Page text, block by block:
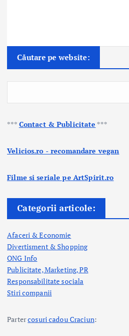
Căutare pe website:
*** Contact & Publicitate ***
Velicios.ro - recomandare vegan
Filme si seriale pe ArtSpirit.ro
Categorii articole:
Afaceri & Economie
Divertisment & Shopping
ONG Info
Publicitate, Marketing, PR
Responsabilitate sociala
Stiri companii
Partercosuri cadou Craciun: